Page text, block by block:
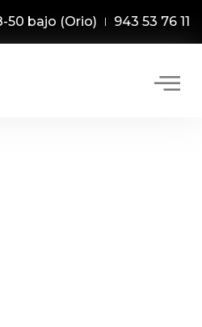
50 bajo (Orio) 943 53 76 11